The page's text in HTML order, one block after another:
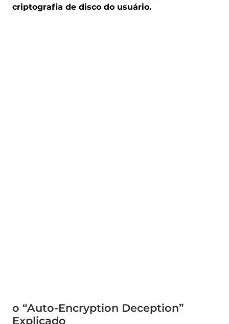
criptografia de disco do usuário.
o “Auto-Encryption Deception”
Explicado